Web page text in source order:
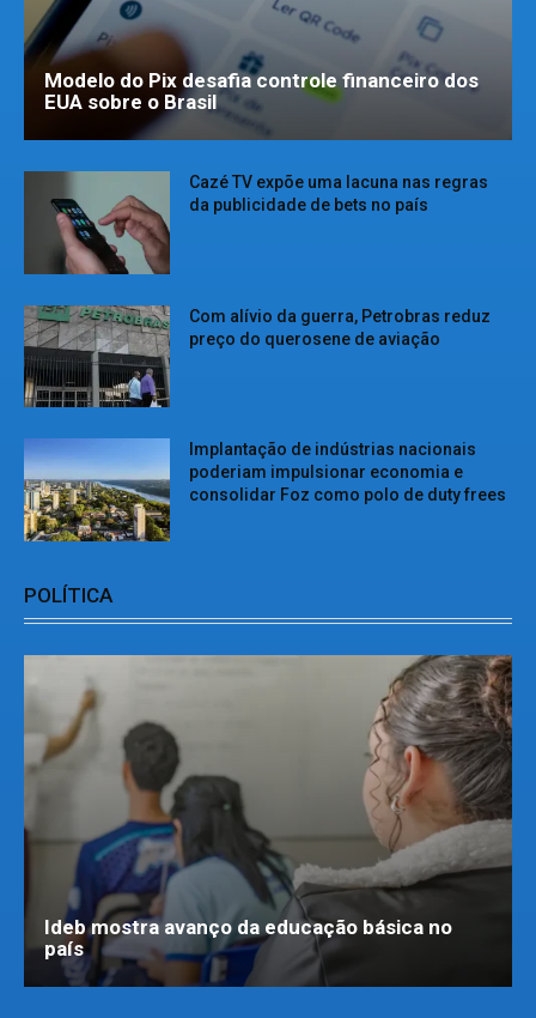
Modelo do Pix desafia controle financeiro dos
EUA sobre o Brasil
Cazé TV expõe uma lacuna nas regras
da publicidade de bets no país
Com alívio da guerra, Petrobras reduz
preço do querosene de aviação
Implantação de indústrias nacionais
poderiam impulsionar economia e
consolidar Foz como polo de duty frees
POLÍTICA
Ideb mostra avanço da educação básica no
país